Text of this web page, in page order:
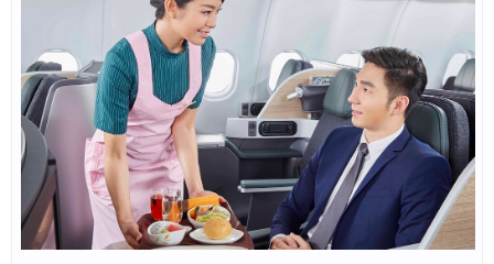
HIS) 海外航空券タイムセール
06/05 楽天トラベル) 海外ツアー 最大30,000円OFFクーポン
06/04 HIS) アジアビーチキャンペーン(関西発)
06/04 楽天トラベル) 海外ツアー(スーパーセール) 最大50,000円OFFクー
06/03 Trip.com) 航空券＋ホテル 最大5,000円OFFクーポン
06/02 Trip.com) ホテル 最大2,000円OFFクーポン